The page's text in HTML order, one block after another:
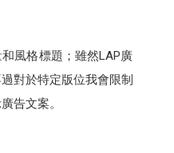
風格標題；雖然LAP廣
對於特定版位我會限制
告文案。